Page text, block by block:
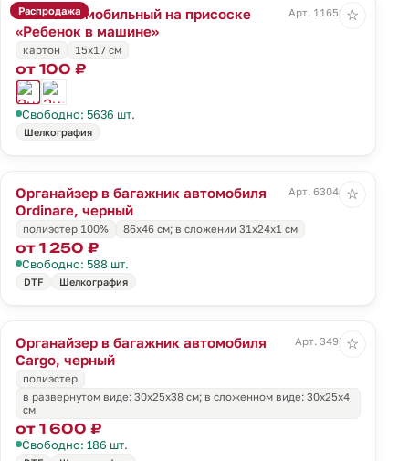
Распродажа
Знак автомобильный на присоске
«Ребенок в машине»
Арт. 11656.02
картон 15х17 см
от 100 ₽
Свободно: 5636 шт.
Шелкография
☆
Органайзер в багажник автомобиля
Ordinare, черный
Арт. 63046.30
полиэстер 100% 86х46 см; в сложении 31x24x1 см
от 1 250 ₽
Свободно: 588 шт.
DTF Шелкография
☆
Органайзер в багажник автомобиля
Cargo, черный
Арт. 3497.30
полиэстер
в развернутом виде: 30х25х38 см; в сложенном виде: 30х25х4
см
от 1 600 ₽
Свободно: 186 шт.
☆